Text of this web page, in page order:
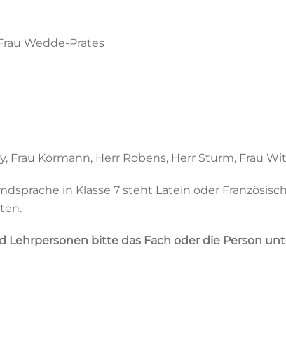
Wedde-Prates
Frau Kormann, Herr Robens, Herr Sturm, Frau
in Klasse 7 steht Latein oder
bitte das Fach oder die Person